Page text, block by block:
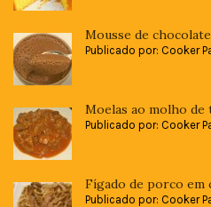
Mousse de
Publicado por: Cooker
Moelas ao molho de
Publicado por: Cooker
Fígado de porco em
Publicado por: Cooker